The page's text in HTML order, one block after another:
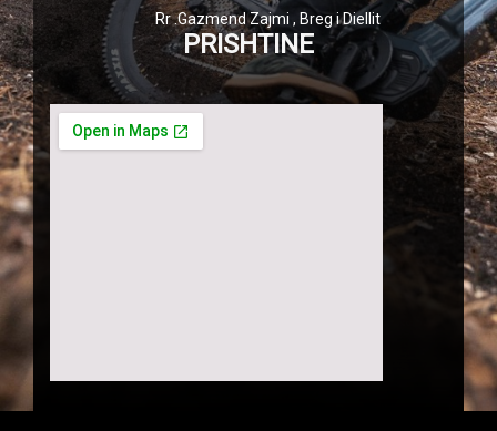
Rr .Gazmend Zajmi , Breg i Diellit
PRISHTINE